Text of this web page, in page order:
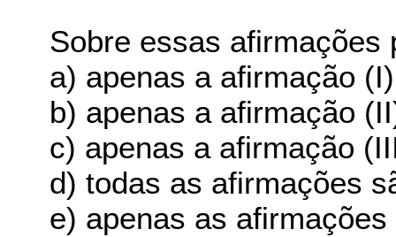
Sobre essas afirmações
a) apenas a afirmação
b) apenas a afirmação
c) apenas a afirmação
d) todas as afirmações
e) apenas as